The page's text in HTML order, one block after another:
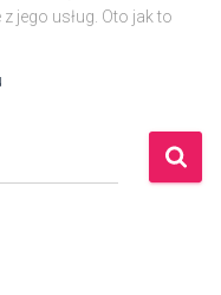
jego usług. Oto jak to